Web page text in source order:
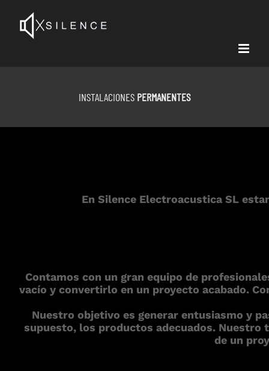
content
INSTALACIONES PERMANENTES
En Silence Electroacustica SL
Contamos con un gran equipo de
vacío y convertirlo en un proyecto acabado.
Nuestro objetivo es generar entusiasmo y
supuesto, los productos adecuados.
de un